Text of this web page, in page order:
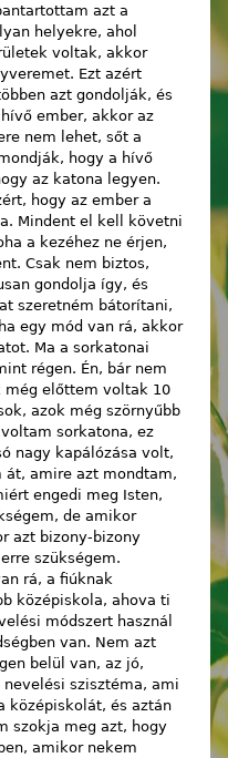
azt a
helyekre, ahol
voltak, akkor
Ezt azért
azt gondolják, és
ember, akkor az
nem lehet, sőt a
hogy a hívő
az katona legyen.
hogy az ember a
Mindent el kell követni
a kezéhez ne érjen,
Csak nem biztos,
gondolja így, és
szeretném bátorítani,
egy mód van rá, akkor
Ma a sorkatonai
régen. Én, bár nem
még előttem voltak 10
azok még szörnyűbb
sorkatona, ez
nagy kapálózása volt,
át, amire azt mondtam,
engedi meg Isten,
de amikor
azt bizony-bizony
szükségem.
rá, a fiúknak
középiskola, ahova ti
módszert használ
van. Nem azt
belül van, az jó,
szisztéma, ami
középiskolát, és aztán
szokja meg azt, hogy
amikor nekem